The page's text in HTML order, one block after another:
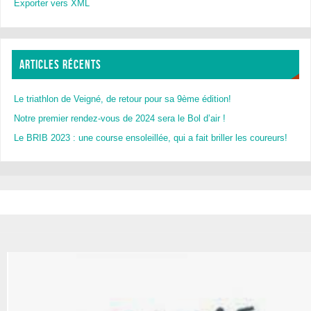
Exporter vers XML
ARTICLES RÉCENTS
Le triathlon de Veigné, de retour pour sa 9ème édition!
Notre premier rendez-vous de 2024 sera le Bol d’air !
Le BRIB 2023 : une course ensoleillée, qui a fait briller les coureurs!